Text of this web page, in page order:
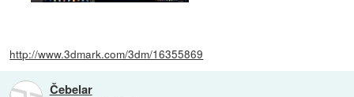
http://www.3dmark.com/3dm/16355869
Čebelar